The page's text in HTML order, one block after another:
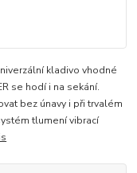
kladivo vhodné
se hodí i na sekání.
bez únavy i při trvalém
tlumení vibrací